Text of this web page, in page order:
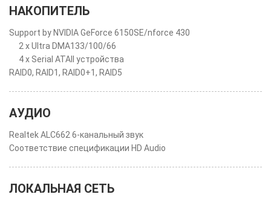
НАКОПИТЕЛЬ
Support by NVIDIA GeForce 6150SE/nforce 430
2 x Ultra DMA133/100/66
4 x Serial ATAII устройства
RAID0, RAID1, RAID0+1, RAID5
АУДИО
Realtek ALC662 6-канальный звук
Соответствие спецификации HD Audio
ЛОКАЛЬНАЯ СЕТЬ